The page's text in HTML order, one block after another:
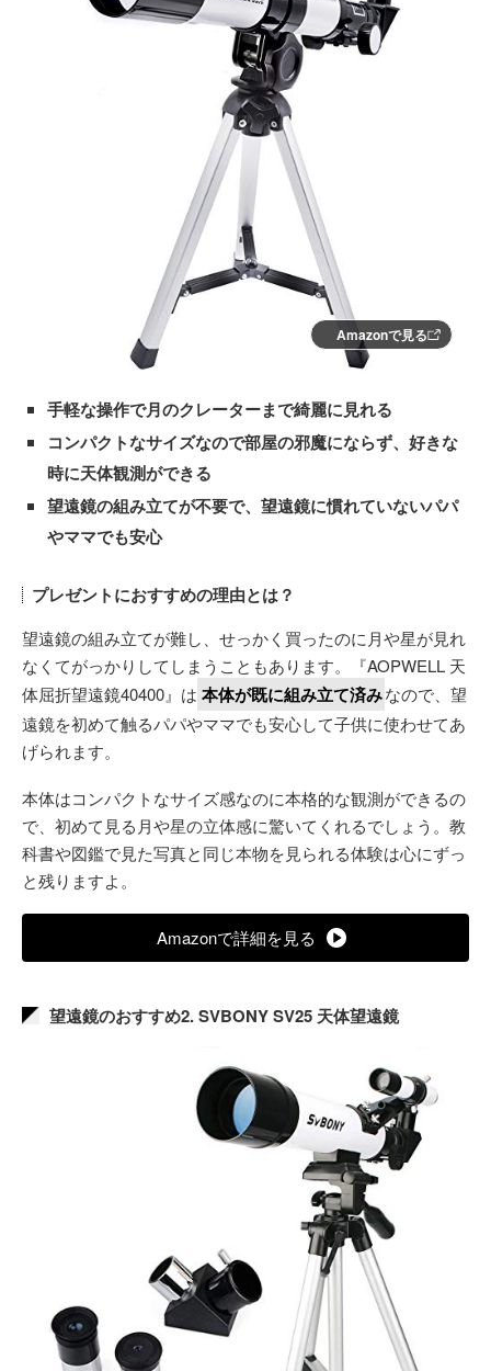
Amazonで見る
手軽な操作で月のクレーターまで綺麗に見れる
コンパクトなサイズなので部屋の邪魔にならず、好きな
時に天体観測ができる
望遠鏡の組み立てが不要で、望遠鏡に慣れていないパパ
やママでも安心
プレゼントにおすすめの理由とは？
望遠鏡の組み立てが難し、せっかく買ったのに月や星が見れ
なくてがっかりしてしまうこともあります。『AOPWELL 天
体屈折望遠鏡40400』は 本体が既に組み立て済みなので、望
遠鏡を初めて触るパパやママでも安心して子供に使わせてあ
げられます。
本体はコンパクトなサイズ感なのに本格的な観測ができるの
で、初めて見る月や星の立体感に驚いてくれるでしょう。教
科書や図鑑で見た写真と同じ本物を見られる体験は心にずっ
と残りますよ。
Amazonで詳細を見る
望遠鏡のおすすめ2. SVBONY SV25 天体望遠鏡